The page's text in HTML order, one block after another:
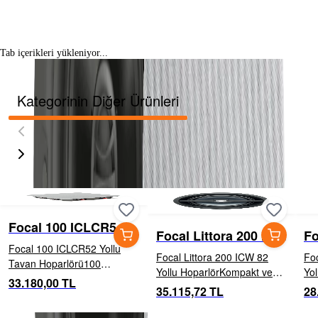
Tab içerikleri yükleniyor...
Kategorinin Diğer Ürünleri
Focal 100 ICLCR5
Focal 100 ICLCR52 Yollu
Tavan Hoparlörü100
ICLCR5, kompakt boyutlara
sahip, yüksek performanslı
33.180,00 TL
Focal Littora 200 ICW
8
Focal Littora 200 ICW 82
Yollu HoparlörKompakt ve
güçlü yapısıyla bu 20 cm
hoparlör, IP65 sertifikalı Iris
35.115,72 TL
6